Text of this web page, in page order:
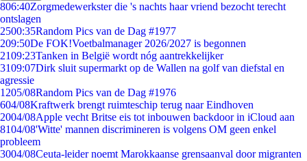
806:40Zorgmedewerkster die 's nachts haar vriend bezocht terecht
ontslagen
2500:35Random Pics van de Dag #1977
209:50De FOK!Voetbalmanager 2026/2027 is begonnen
2109:23Tanken in België wordt nóg aantrekkelijker
3109:07Dirk sluit supermarkt op de Wallen na golf van diefstal en
agressie
1205/08Random Pics van de Dag #1976
604/08Kraftwerk brengt ruimteschip terug naar Eindhoven
2004/08Apple vecht Britse eis tot inbouwen backdoor in iCloud aan
8104/08'Witte' mannen discrimineren is volgens OM geen enkel
probleem
3004/08Ceuta-leider noemt Marokkaanse grensaanval door migranten